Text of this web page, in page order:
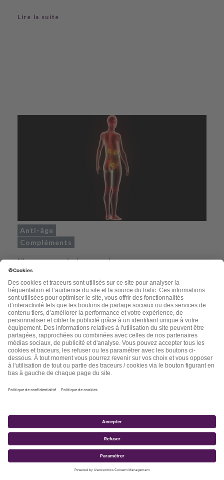
Lire la suite
Anti-âge
Compléments
N’ayez pas peur des hormones !
Cher amie, cher ami, Nous ne pourrions pas vivre sans
les microbes, bactéries, parasites, spores […]
Lire la suite